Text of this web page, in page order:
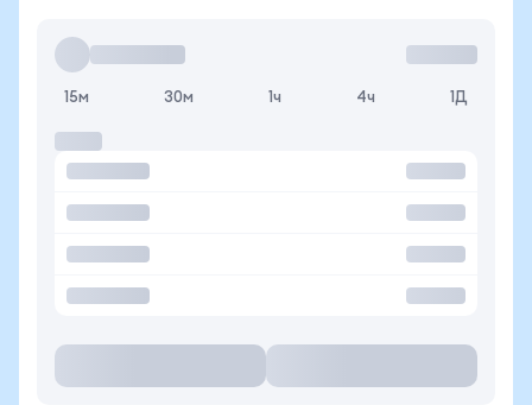
15м 30м 1ч 4ч 1Д